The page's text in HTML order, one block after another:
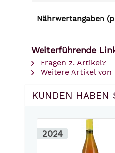
Nährwertangaben
Weiterführende
Fragen z. Artikel?
Weitere Artikel von
KUNDEN HABEN
2024